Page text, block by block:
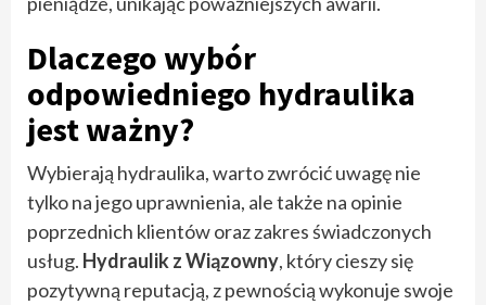
Dlaczego wybór
odpowiedniego hydraulika
jest ważny?
Wybierają hydraulika, warto zwrócić uwagę nie
tylko na jego uprawnienia, ale także na opinie
poprzednich klientów oraz zakres świadczonych
usług. Hydraulik z Wiązowny, który cieszy się
pozytywną reputacją, z pewnością wykonuje swoje